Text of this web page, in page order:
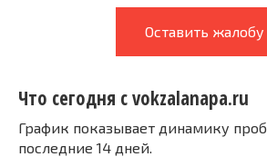
Оставить жалобу
Что сегодня с vokzalanapa.ru
График показывает динамику
последние 14 дней.